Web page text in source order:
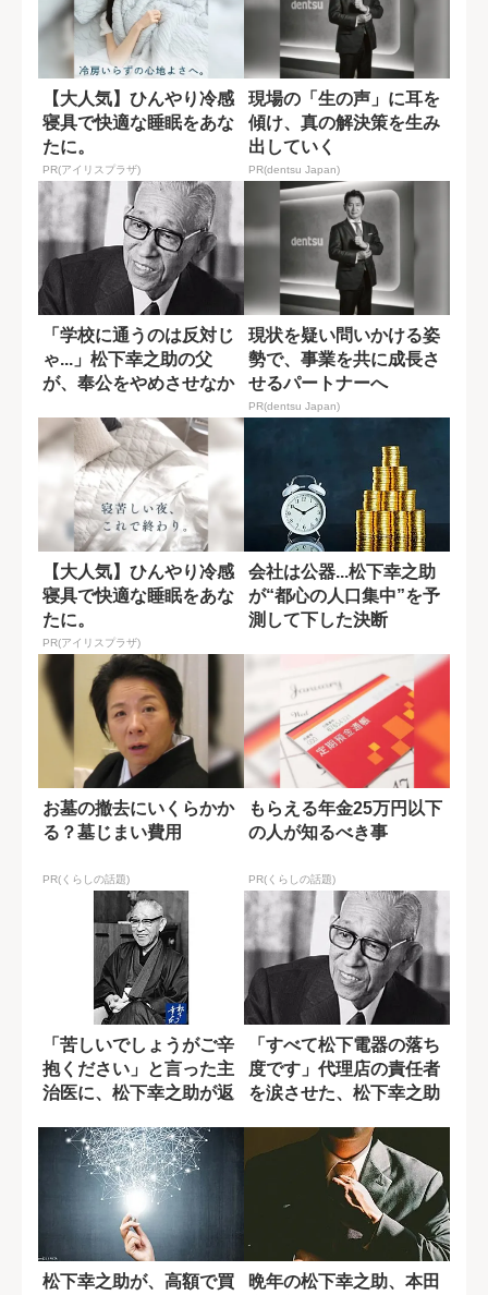
【大人気】ひんやり冷感
寝具で快適な睡眠をあな
たに。
PR(アイリスプラザ)
現場の「生の声」に耳を
傾け、真の解決策を生み
出していく
PR(dentsu Japan)
「学校に通うのは反対じ
ゃ...」松下幸之助の父
が、奉公をやめさせなか
現状を疑い問いかける姿
勢で、事業を共に成長さ
せるパートナーへ
PR(dentsu Japan)
【大人気】ひんやり冷感
寝具で快適な睡眠をあな
たに。
PR(アイリスプラザ)
会社は公器...松下幸之助
が“都心の人口集中”を予
測して下した決断
お墓の撤去にいくらかか
る？墓じまい費用
PR(くらしの話題)
もらえる年金25万円以下
の人が知るべき事
PR(くらしの話題)
「苦しいでしょうがご辛
抱ください」と言った主
治医に、松下幸之助が返
「すべて松下電器の落ち
度です」代理店の責任者
を涙させた、松下幸之助
松下幸之助が、高額で買
晩年の松下幸之助、本田